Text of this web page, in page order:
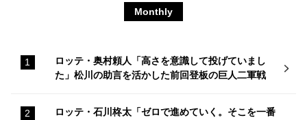
Monthly
ロッテ・奥村頼人「高さを意識して投げていまし
た」松川の助言を活かした前回登板の巨人二軍戦
ロッテ・石川柊太「ゼロで進めていく。そこを一番